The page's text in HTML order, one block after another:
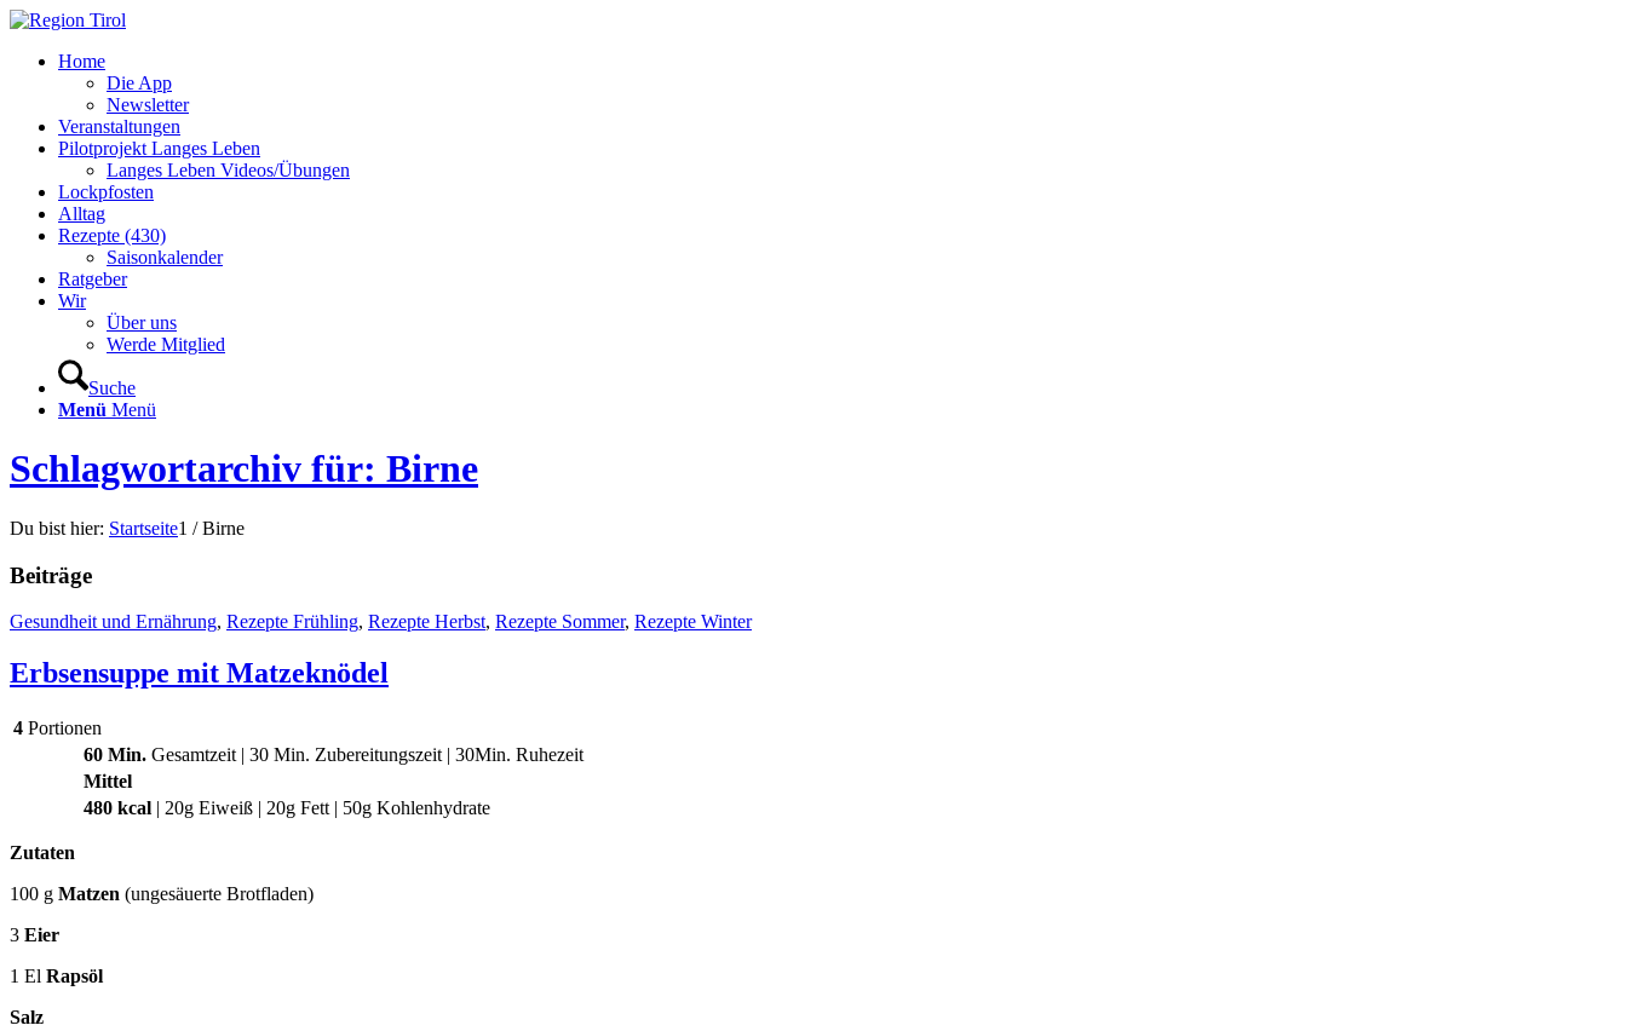
Home
Die App
Newsletter
Veranstaltungen
Pilotprojekt Langes Leben
Langes Leben Videos/Übungen
Lockpfosten
Alltag
Rezepte (430)
Saisonkalender
Ratgeber
Wir
Über uns
Werde Mitglied
Suche
Menü Menü
Schlagwortarchiv für: Birne
Du bist hier: Startseite1 / Birne
Beiträge
Gesundheit und Ernährung, Rezepte Frühling, Rezepte Herbst, Rezepte Sommer, Rezepte Winter
Erbsensuppe mit Matzeknödel
4 Portionen
60 Min. Gesamtzeit | 30 Min. Zubereitungszeit | 30Min. Ruhezeit
Mittel
480 kcal | 20g Eiweiß | 20g Fett | 50g Kohlenhydrate
Zutaten
100 g Matzen (ungesäuerte Brotfladen)
3 Eier
1 El Rapsöl
Salz